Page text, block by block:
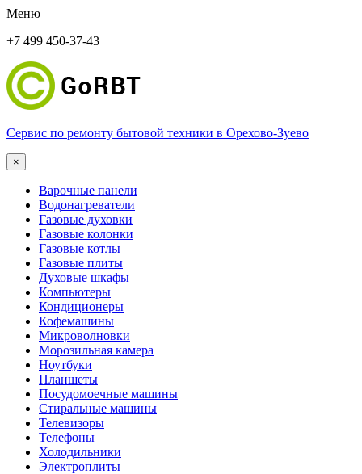
Меню
+7 499 450-37-43
Сервис по ремонту бытовой техники в Орехово-Зуево
×
Варочные панели
Водонагреватели
Газовые духовки
Газовые колонки
Газовые котлы
Газовые плиты
Духовые шкафы
Компьютеры
Кондиционеры
Кофемашины
Микроволновки
Морозильная камера
Ноутбуки
Планшеты
Посудомоечные машины
Стиральные машины
Телевизоры
Телефоны
Холодильники
Электроплиты